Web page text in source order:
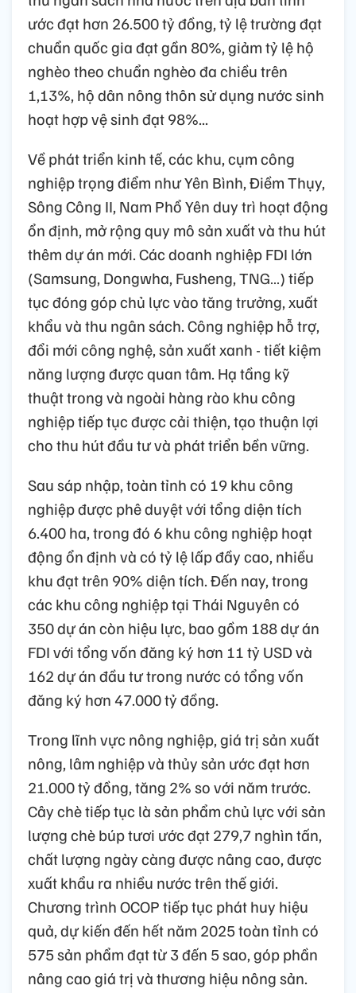
ước đạt hơn 26.500 tỷ đồng, tỷ lệ trường đạt
chuẩn quốc gia đạt gần 80%, giảm tỷ lệ hộ
nghèo theo chuẩn nghèo đa chiều trên
1,13%, hộ dân nông thôn sử dụng nước sinh
hoạt hợp vệ sinh đạt 98%...
Về phát triển kinh tế, các khu, cụm công
nghiệp trọng điểm như Yên Bình, Điềm Thụy,
Sông Công II, Nam Phổ Yên duy trì hoạt động
ổn định, mở rộng quy mô sản xuất và thu hút
thêm dự án mới. Các doanh nghiệp FDI lớn
(Samsung, Dongwha, Fusheng, TNG…) tiếp
tục đóng góp chủ lực vào tăng trưởng, xuất
khẩu và thu ngân sách. Công nghiệp hỗ trợ,
đổi mới công nghệ, sản xuất xanh - tiết kiệm
năng lượng được quan tâm. Hạ tầng kỹ
thuật trong và ngoài hàng rào khu công
nghiệp tiếp tục được cải thiện, tạo thuận lợi
cho thu hút đầu tư và phát triển bền vững.
Sau sáp nhập, toàn tỉnh có 19 khu công
nghiệp được phê duyệt với tổng diện tích
6.400 ha, trong đó 6 khu công nghiệp hoạt
động ổn định và có tỷ lệ lấp đầy cao, nhiều
khu đạt trên 90% diện tích. Đến nay, trong
các khu công nghiệp tại Thái Nguyên có
350 dự án còn hiệu lực, bao gồm 188 dự án
FDI với tổng vốn đăng ký hơn 11 tỷ USD và
162 dự án đầu tư trong nước có tổng vốn
đăng ký hơn 47.000 tỷ đồng.
Trong lĩnh vực nông nghiệp, giá trị sản xuất
nông, lâm nghiệp và thủy sản ước đạt hơn
21.000 tỷ đồng, tăng 2% so với năm trước.
Cây chè tiếp tục là sản phẩm chủ lực với sản
lượng chè búp tươi ước đạt 279,7 nghìn tấn,
chất lượng ngày càng được nâng cao, được
xuất khẩu ra nhiều nước trên thế giới.
Chương trình OCOP tiếp tục phát huy hiệu
quả, dự kiến đến hết năm 2025 toàn tỉnh có
575 sản phẩm đạt từ 3 đến 5 sao, góp phần
nâng cao giá trị và thương hiệu nông sản.